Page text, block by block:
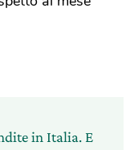
in Italia. E